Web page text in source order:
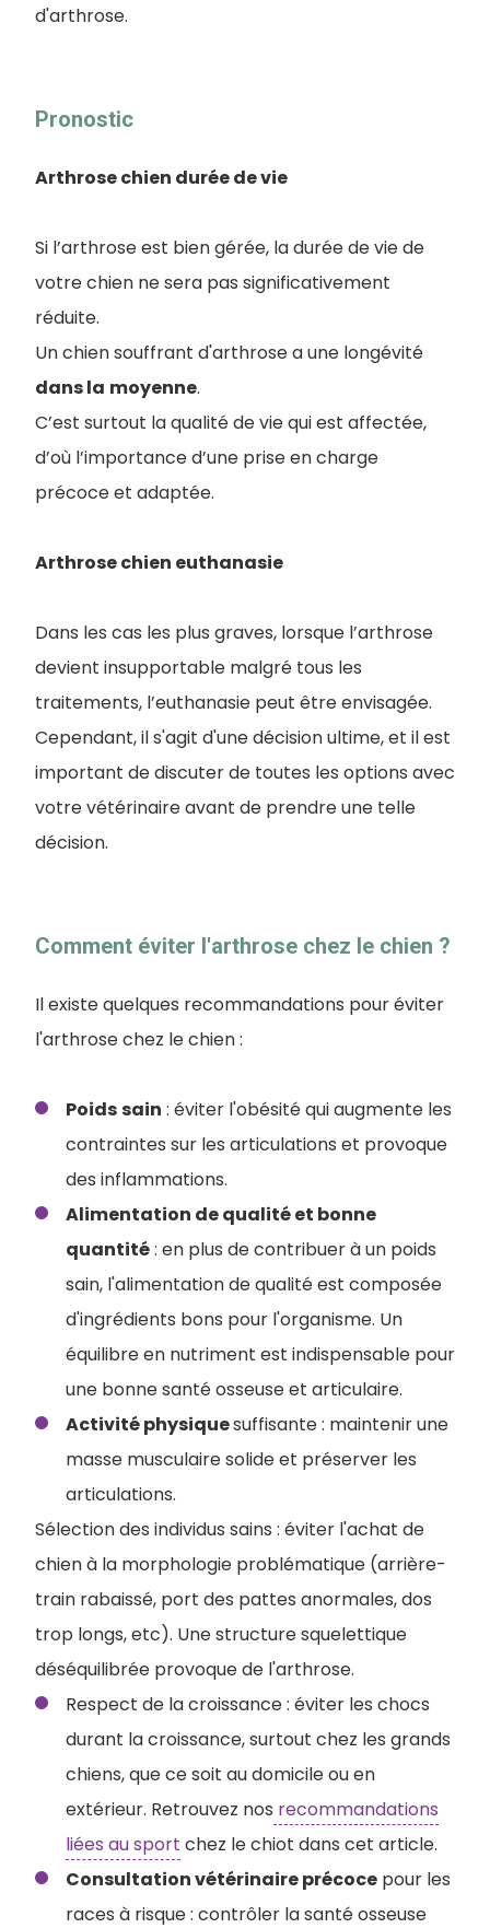
d'arthrose.
Pronostic
Arthrose chien durée de vie
Si l’arthrose est bien gérée, la durée de vie de
votre chien ne sera pas significativement
réduite.
Un chien souffrant d'arthrose a une longévité
dans la moyenne.
C’est surtout la qualité de vie qui est affectée,
d’où l’importance d’une prise en charge
précoce et adaptée.
Arthrose chien euthanasie
Dans les cas les plus graves, lorsque l’arthrose
devient insupportable malgré tous les
traitements, l’euthanasie peut être envisagée.
Cependant, il s'agit d'une décision ultime, et il est
important de discuter de toutes les options avec
votre vétérinaire avant de prendre une telle
décision.
Comment éviter l'arthrose chez le chien ?
Il existe quelques recommandations pour éviter
l'arthrose chez le chien :
Poidssain : éviter l'obésité qui augmente les
contraintes sur les articulations et provoque
des inflammations.
Alimentation de qualité et bonne
quantité: en plus de contribuer à un poids
sain, l'alimentation de qualité est composée
d'ingrédients bons pour l'organisme. Un
équilibre en nutriment est indispensable pour
une bonne santé osseuse et articulaire.
Activité physiquesuffisante : maintenir une
masse musculaire solide et préserver les
articulations.
Sélection des individus sains : éviter l'achat de
chien à la morphologie problématique (arrière-
train rabaissé, port des pattes anormales, dos
trop longs, etc). Une structure squelettique
déséquilibrée provoque de l'arthrose.
Respect de la croissance : éviter les chocs
durant la croissance, surtout chez les grands
chiens, que ce soit au domicile ou en
extérieur. Retrouvez nos recommandations
liées au sport chez le chiot dans cet article.
Consultation vétérinaire précoce pour les
races à risque : contrôler la santé osseuse